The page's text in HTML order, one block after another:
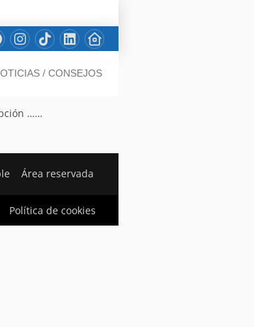
/ CONSEJOS
……
Área reservada
Política de cookies